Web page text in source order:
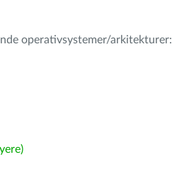
operativsystemer/arkitekturer: